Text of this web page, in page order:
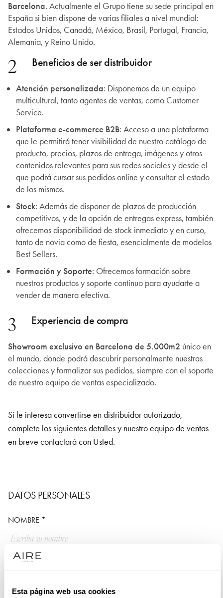
Esta página web usa cookies
Barcelona. Actualmente el Grupo tiene su sede principal en
España si bien dispone de varias filiales a nivel mundial:
Estados Unidos, Canadá, México, Brasil, Portugal, Francia,
Alemania, y Reino Unido.
2 Beneficios de ser distribuidor
Atención personalizada: Disponemos de un equipo
multicultural, tanto agentes de ventas, como Customer
Service.
Plataforma e-commerce B2B: Acceso a una plataforma
que le permitirá tener visibilidad de nuestro catálogo de
producto, precios, plazos de entrega, imágenes y otros
contenidos relevantes para sus redes sociales y desde el
que podrá cursar sus pedidos online y consultar el estado
de los mismos.
Stock: Además de disponer de plazos de producción
competitivos, y de la opción de entregas express, también
ofrecemos disponibilidad de stock inmediato y en curso,
tanto de novia como de fiesta, esencialmente de modelos
Best Sellers.
Formación y Soporte: Ofrecemos formación sobre
nuestros productos y soporte continuo para ayudarte a
vender de manera efectiva.
3 Experiencia de compra
Showroom exclusivo en Barcelona de 5.000m2 único en
el mundo, donde podrá descubrir personalmente nuestras
colecciones y formalizar sus pedidos, siempre con el soporte
de nuestro equipo de ventas especializado.
Si le interesa convertirse en distribuidor autorizado,
complete los siguientes detalles y nuestro equipo de ventas
en breve contactará con Usted.
DATOS PERSONALES
NOMBRE *